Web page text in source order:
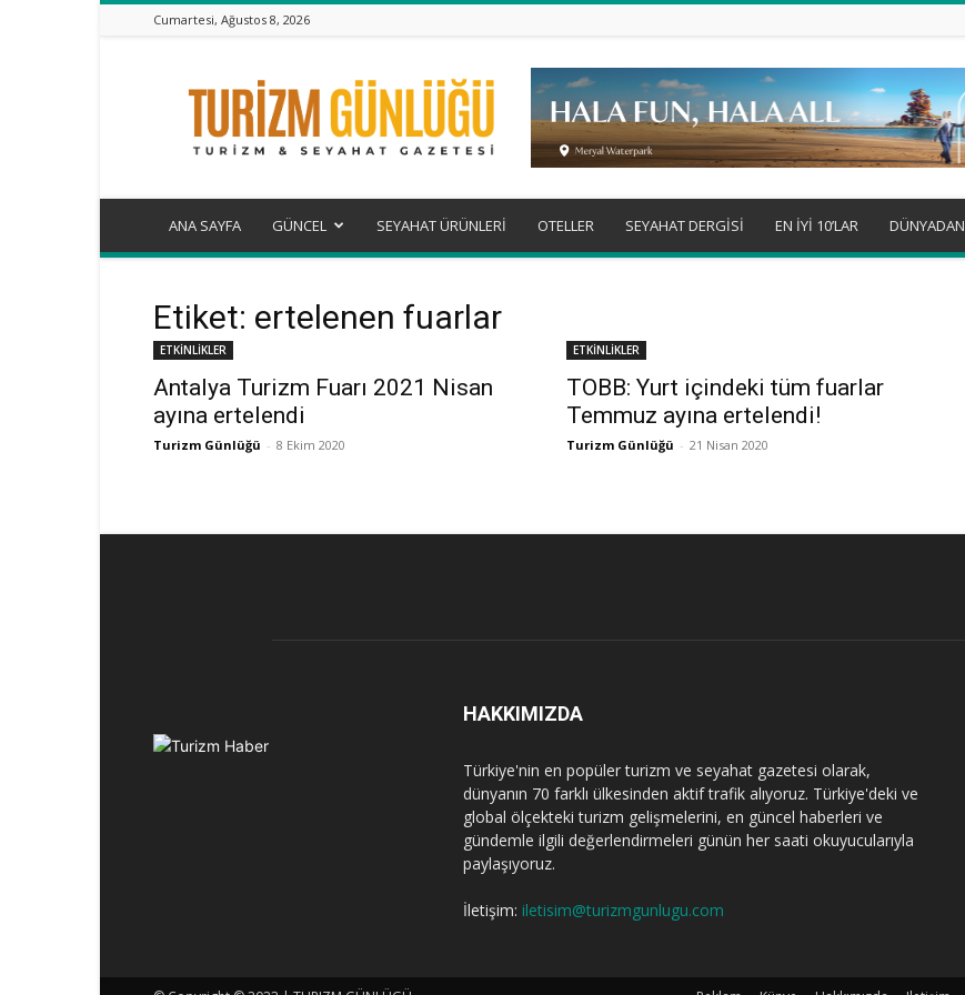
Cumartesi, Ağustos 8, 2026
Turizm
Günlüğü
ANA SAYFA GÜNCEL SEYAHAT ÜRÜNLERİ OTELLER SEYAHAT DERGİSİ EN İYİ 10’LAR DÜNYADAN
Etiket: ertelenen fuarlar
ETKİNLİKLER
Antalya Turizm Fuarı 2021 Nisan
ayına ertelendi
Turizm Günlüğü - 8 Ekim 2020
ETKİNLİKLER
TOBB: Yurt içindeki tüm fuarlar
Temmuz ayına ertelendi!
Turizm Günlüğü - 21 Nisan 2020
HAKKIMIZDA
Türkiye'nin en popüler turizm ve seyahat gazetesi olarak,
dünyanın 70 farklı ülkesinden aktif trafik alıyoruz. Türkiye'deki ve
global ölçekteki turizm gelişmelerini, en güncel haberleri ve
gündemle ilgili değerlendirmeleri günün her saati okuyucularıyla
paylaşıyoruz.
İletişim: iletisim@turizmgunlugu.com